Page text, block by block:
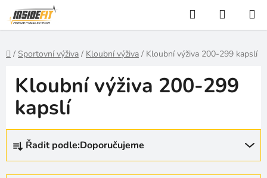
Přejít
na
obsah
Hledat
KOŠÍK
Domů
/ Sportovní výživa / Kloubní výživa / Kloubní výživa 200-299 kapslí
Kloubní výživa 200-299
kapslí
Ř
z
Řadit podle:Doporučujeme